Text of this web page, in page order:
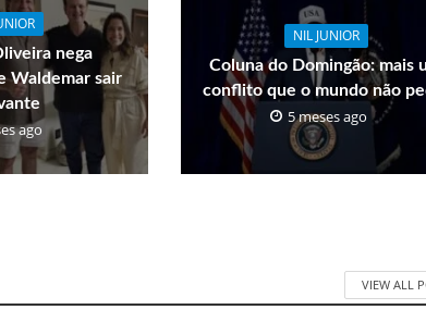
nega
Waldemar sair
ago
NIL JUNIOR
Coluna do Domingão: mais
conflito que o mundo não
5 meses ago
VIEW ALL